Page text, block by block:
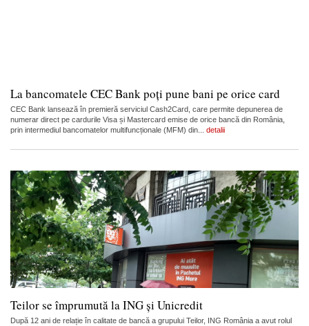
La bancomatele CEC Bank poți pune bani pe orice card
CEC Bank lansează în premieră serviciul Cash2Card, care permite depunerea de
numerar direct pe cardurile Visa și Mastercard emise de orice bancă din România,
prin intermediul bancomatelor multifuncționale (MFM) din... detalii
Teilor se împrumută la ING și Unicredit
După 12 ani de relație în calitate de bancă a grupului Teilor, ING România a avut rolul